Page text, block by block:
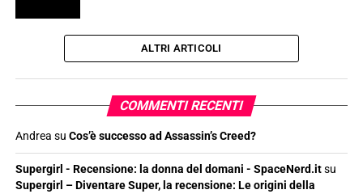
ALTRI ARTICOLI
COMMENTI RECENTI
Andrea su Cos’è successo ad Assassin’s Creed?
Supergirl - Recensione: la donna del domani - SpaceNerd.itsu
Supergirl – Diventare Super, la recensione: Le origini della